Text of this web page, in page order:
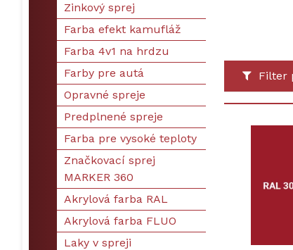
Filter
Zinkový sprej
Farba efekt kamufláž
Farba 4v1 na hrdzu
Farby pre autá
Opravné spreje
Predplnené spreje
Farba pre vysoké teploty
Značkovací sprej
MARKER 360
Akrylová farba RAL
Akrylová farba FLUO
Laky v spreji